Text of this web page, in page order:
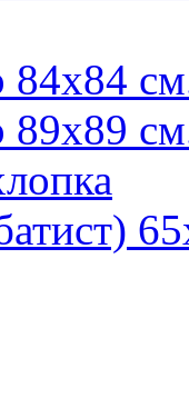
84х84
89х89